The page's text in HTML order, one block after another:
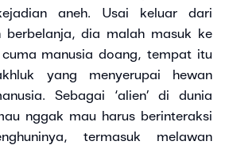
aneh. Usai keluar dari
berbelanja, dia malah masuk ke
manusia doang, tempat itu
yang menyerupai hewan
Sebagai ‘alien’ di dunia
nggak mau harus berinteraksi
termasuk melawan